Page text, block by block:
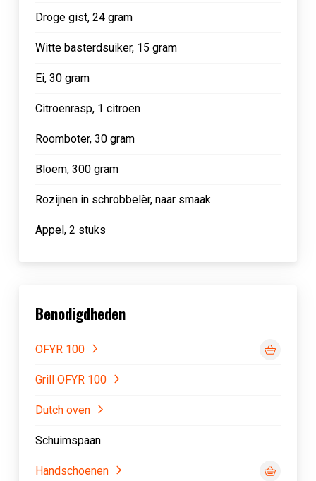
Droge gist, 24 gram
Witte basterdsuiker, 15 gram
Ei, 30 gram
Citroenrasp, 1 citroen
Roomboter, 30 gram
Bloem, 300 gram
Rozijnen in schrobbelèr, naar smaak
Appel, 2 stuks
Benodigdheden
OFYR 100
Grill OFYR 100
Dutch oven
Schuimspaan
Handschoenen